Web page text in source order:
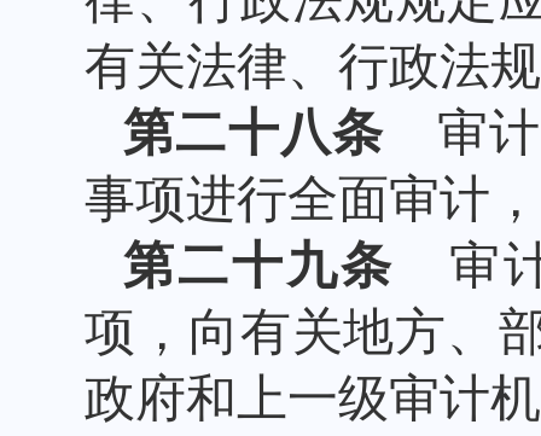
有关法律、行政法
第二十八条 审计
事项进行全面审计
第二十九条 审
项，向有关地方、
政府和上一级审计